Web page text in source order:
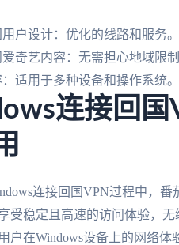
户设计：优化的线路和服务。
奇艺内容：无需担心地域限制
适用于多种设备和操作系统。
连接回国
连接回国VPN过程中，
受稳定且高速的访问体验，
户在Windows设备上的网络体